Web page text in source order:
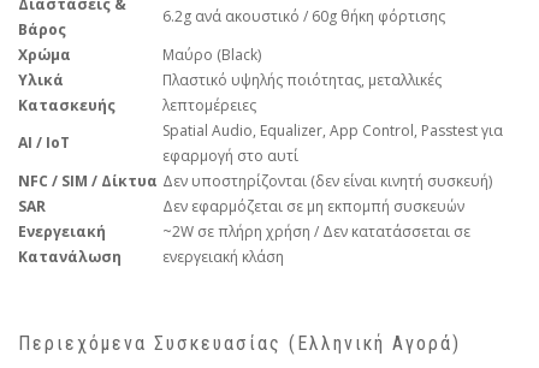
Βάρος
6.2g ανά ακουστικό / 60g θήκη φόρτισης
Χρώμα
Μαύρο (Black)
Υλικά
Κατασκευής
Πλαστικό υψηλής ποιότητας, μεταλλικές
λεπτομέρειες
AI / IoT
Spatial Audio, Equalizer, App Control, Passtest για
εφαρμογή στο αυτί
NFC / SIM / Δίκτυα Δεν υποστηρίζονται (δεν είναι κινητή συσκευή)
SAR
Δεν εφαρμόζεται σε μη εκπομπή συσκευών
Ενεργειακή
Κατανάλωση
~2W σε πλήρη χρήση / Δεν κατατάσσεται σε
ενεργειακή κλάση
Περιεχόμενα Συσκευασίας (Ελληνική Αγορά)